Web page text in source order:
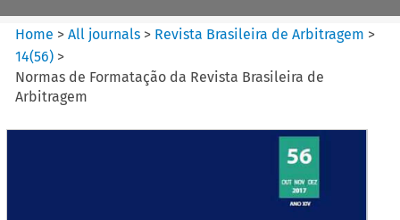
Home >All journals > Revista Brasileira de Arbitragem >
14(56) >
Normas de Formatação da Revista Brasileira de
Arbitragem